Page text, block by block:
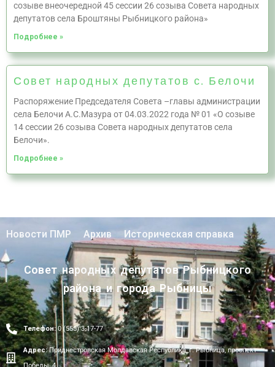
созыве внеочередной 45 сессии 26 созыва Совета народных
депутатов села Броштяны Рыбницкого района»
Подробнее »
Совет народных депутатов с. Белочи
Распоряжение Председателя Совета –главы администрации
села Белочи А.С.Мазура от 04.03.2022 года № 01 «О созыве
14 сессии 26 созыва Совета народных депутатов села
Белочи».
Подробнее »
Новости ПМР Архив Историческая справка
Совет народных депутатов Рыбницкого
района и города Рыбницы
Телефон:0 (555) 3-17-77
Адрес:Приднестровская Молдавская Республика, г. Рыбница, проспект